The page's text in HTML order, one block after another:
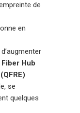
de
en
Fiber Hub
se
quelques